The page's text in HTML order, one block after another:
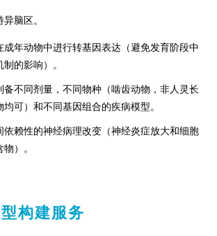
脑区。
成年动物中进行转基因表达（避免发育阶段中
制的影响）。
备不同剂量，不同物种（啮齿动物，非人灵长
均可）和不同基因组合的疾病模型。
依赖性的神经病理改变（神经炎症放大和细胞
）。
构建服务